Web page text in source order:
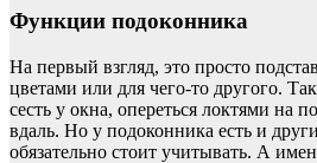
Функции подоконника
На первый взгляд, это просто
цветами или для чего-то другого.
сесть у окна, опереться локтями на
вдаль. Но у подоконника есть и
обязательно стоит учитывать. А